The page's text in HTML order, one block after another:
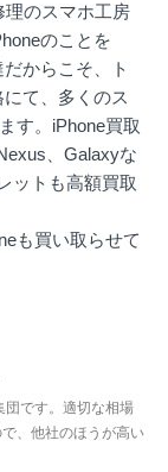
理のスマホ工房
のことを
からこそ、ト
て、多くのス
す。iPhone買取
、Galaxyな
ットも高額買取
も買い取らせて
団です。適切な相場
、他社のほうが高い